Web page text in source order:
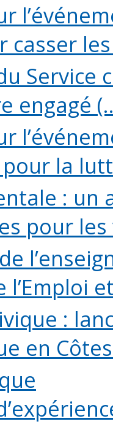
casser les
Service
engagé
la
: un
pour
l’Emploi
:
en